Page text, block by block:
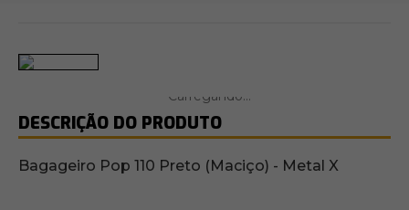
DESCRIÇÃO DO PRODUTO
Bagageiro Pop 110 Preto (Maciço) - Metal X